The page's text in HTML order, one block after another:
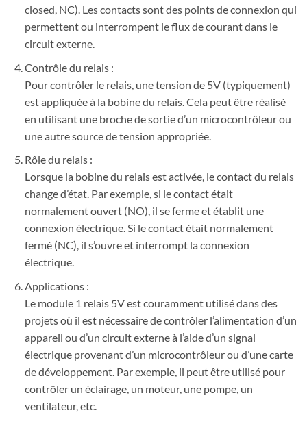
closed, NC). Les contacts sont des points de connexion qui
permettent ou interrompent le flux de courant dans le
circuit externe.
Contrôle du relais :
Pour contrôler le relais, une tension de 5V (typiquement)
est appliquée à la bobine du relais. Cela peut être réalisé
en utilisant une broche de sortie d’un microcontrôleur ou
une autre source de tension appropriée.
Rôle du relais :
Lorsque la bobine du relais est activée, le contact du relais
change d’état. Par exemple, si le contact était
normalement ouvert (NO), il se ferme et établit une
connexion électrique. Si le contact était normalement
fermé (NC), il s’ouvre et interrompt la connexion
électrique.
Applications :
Le module 1 relais 5V est couramment utilisé dans des
projets où il est nécessaire de contrôler l’alimentation d’un
appareil ou d’un circuit externe à l’aide d’un signal
électrique provenant d’un microcontrôleur ou d’une carte
de développement. Par exemple, il peut être utilisé pour
contrôler un éclairage, un moteur, une pompe, un
ventilateur, etc.